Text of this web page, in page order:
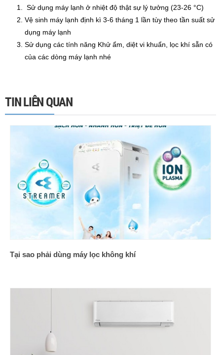
Sử dụng máy lạnh ở nhiệt độ thật sự lý tưởng (23-26 °C)
Vệ sinh máy lạnh định kì 3-6 tháng 1 lần tùy theo tần suất sử
dụng máy lạnh
Sử dụng các tính năng Khử ẩm, diệt vi khuẩn, lọc khí sẵn có
của các dòng máy lạnh nhé
TIN LIÊN QUAN
Tại sao phải dùng máy lọc không khí